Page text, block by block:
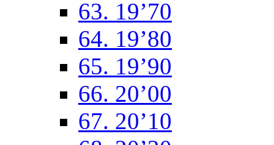
63. 19’70
64. 19’80
65. 19’90
66. 20’00
67. 20’10